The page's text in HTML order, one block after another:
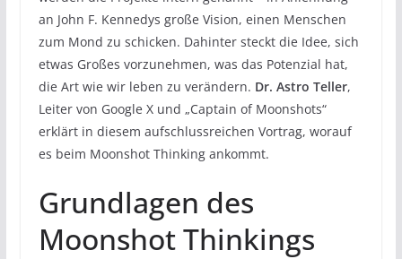
an John F. Kennedys große Vision, einen Menschen
zum Mond zu schicken. Dahinter steckt die Idee, sich
etwas Großes vorzunehmen, was das Potenzial hat,
die Art wie wir leben zu verändern. Dr. Astro Teller,
Leiter von Google X und „Captain of Moonshots“
erklärt in diesem aufschlussreichen Vortrag, worauf
es beim Moonshot Thinking ankommt.
Grundlagen des
Moonshot Thinkings